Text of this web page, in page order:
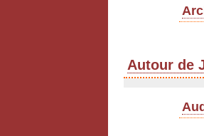
Autour de